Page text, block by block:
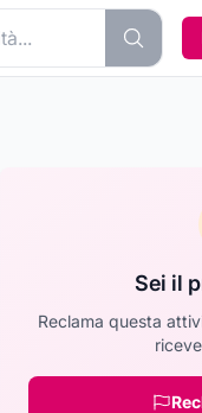
Sei il
Reclama questa